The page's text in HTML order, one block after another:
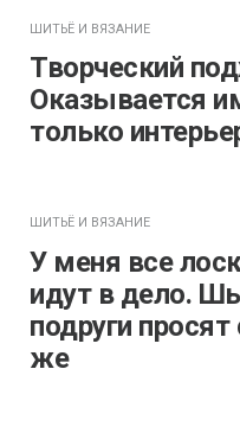
ШИТЬЁ И ВЯЗАНИЕ
Творческий
Оказывается
только
ШИТЬЁ И ВЯЗАНИЕ
У меня все
идут в дело.
подруги
же